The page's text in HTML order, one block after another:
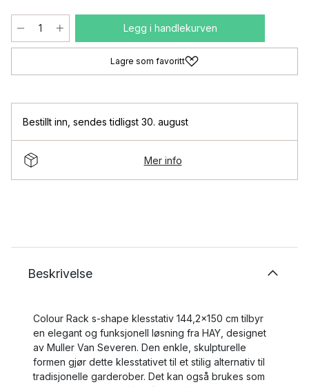
Legg i handlekurven
Lagre som favoritt
Bestillt inn, sendes tidligst 30. august
Mer info
Beskrivelse
Colour Rack s-shape klesstativ 144,2x150 cm tilbyr
en elegant og funksjonell løsning fra HAY, designet
av Muller Van Severen. Den enkle, skulpturelle
formen gjør dette klesstativet til et stilig alternativ til
tradisjonelle garderober. Det kan også brukes som